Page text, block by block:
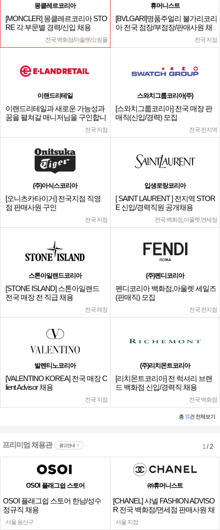
몽클레르코리아
[MONCLER] 몽클레르코리아 STO
RE 각 부문별 경력/신입 채용
전국 백화점/아울렛/쇼핑몰
휴머니스트
[BVLGARI]명품주얼리 불가리코리
아 전국 점장/부점장/판매사원 채
전국 지점
이랜드리테일
이랜드리테일과 새로운 가능성과
꿈을 펼쳐갈 매니저님을 구인합니
전국 지점
스와치그룹코리아(주)
[스와치그룹코리아] 전국 매장 판
매직(신입/경력) 모집
전국 전지역
(주)아식스코리아
[오니츠카타이거] 전국지점 직영
점 판매사원 구인
전국 지점
입생로랑코리아
[ SAINT LAURENT ] 전지역 STOR
E 신입/경력직원 공개채용
전국 백화점,아울렛,면세점
스톤아일랜드코리아
[STONE ISLAND] 스톤아일랜드
전국 매장 전 직급 채용
전국 매장
(주)펜디코리아
펜디코리아 백화점,아울렛 세일즈
(판매직) 모집
전국 전지점
발렌티노코리아
[VALENTINO KOREA] 전국 매장 C
lient Advisor 채용
전국 지점
(주)리치몬트코리아
[리치몬트코리아] 전 럭셔리 브랜
드 백화점 신입/경력직 채용
전국 백화점
총31건 전체보기
프리미엄 채용관 광고안내 1/ 2
OSOI 플래그쉽 스토어
OSOI 플래그쉽 스토어 한남/성수
정규직 채용
서울 용산구
㈜휴머니스트
[CHANEL] 샤넬 FASHION ADVISO
R 전국 백화점/면세점 판매사원 채
용
서울 지점